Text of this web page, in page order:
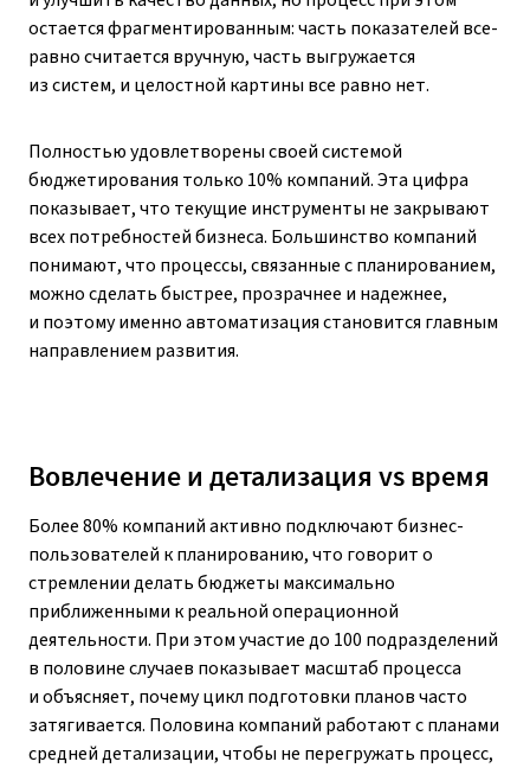
остается фрагментированным: часть показателей все-
равно считается вручную, часть выгружается
из систем, и целостной картины все равно нет.
Полностью удовлетворены своей системой
бюджетирования только 10% компаний. Эта цифра
показывает, что текущие инструменты не закрывают
всех потребностей бизнеса. Большинство компаний
понимают, что процессы, связанные с планированием,
можно сделать быстрее, прозрачнее и надежнее,
и поэтому именно автоматизация становится главным
направлением развития.
Вовлечение и детализация vs время
Более 80% компаний активно подключают бизнес-
пользователей к планированию, что говорит о
стремлении делать бюджеты максимально
приближенными к реальной операционной
деятельности. При этом участие до 100 подразделений
в половине случаев показывает масштаб процесса
и объясняет, почему цикл подготовки планов часто
затягивается. Половина компаний работают с планами
средней детализации, чтобы не перегружать процесс,